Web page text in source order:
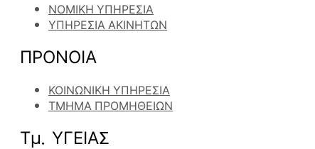
ΝΟΜΙΚΗ ΥΠΗΡΕΣΙΑ
ΥΠΗΡΕΣΙΑ ΑΚΙΝΗΤΩΝ
ΠΡΟΝΟΙΑ
ΚΟΙΝΩΝΙΚΗ ΥΠΗΡΕΣΙΑ
ΤΜΗΜΑ ΠΡΟΜΗΘΕΙΩΝ
Τμ. ΥΓΕΙΑΣ